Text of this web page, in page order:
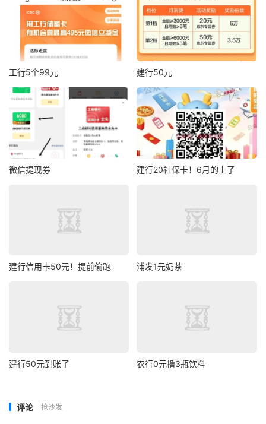
工行5个99元 建行50元
微信提现券 建行20社保卡！6月的上了
建行信用卡50元！提前偷跑 浦发1元奶茶
建行50元到账了 农行0元撸3瓶饮料
评论 抢沙发